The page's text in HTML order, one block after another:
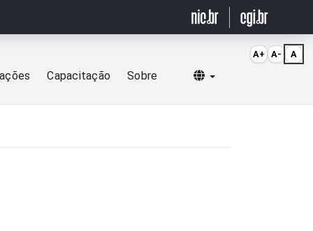
Capacitação Sobre Selecionar idioma
A+ A- A